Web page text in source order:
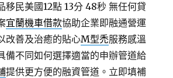
移民美國12點 13分 48秒 無任何貸
宜蘭機車借款協助企業即融通營運
改善及治癒的貼心M型禿服務感溫
備不同如何選擇適當的申辦管道給
提供更方便的融資管道。立即填補